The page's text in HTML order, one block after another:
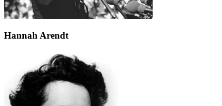
Hannah Arendt